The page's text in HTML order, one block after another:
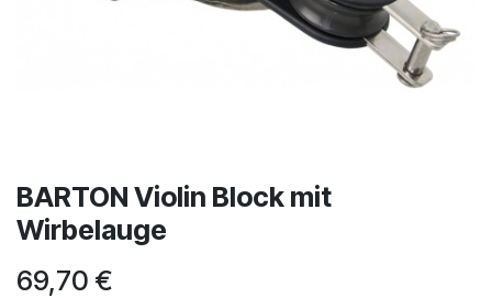
BARTON Violin Block mit
Wirbelauge
69,70 €